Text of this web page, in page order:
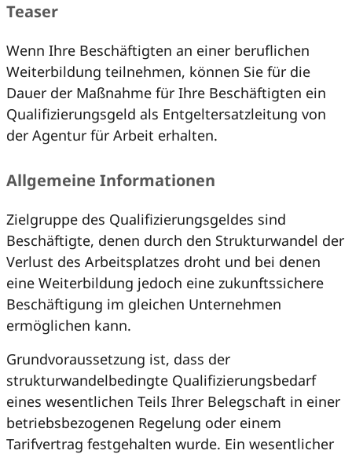
Teaser
Wenn Ihre Beschäftigten an einer beruflichen
Weiterbildung teilnehmen, können Sie für die
Dauer der Maßnahme für Ihre Beschäftigten ein
Qualifizierungsgeld als Entgeltersatzleitung von
der Agentur für Arbeit erhalten.
Allgemeine Informationen
Zielgruppe des Qualifizierungsgeldes sind
Beschäftigte, denen durch den Strukturwandel der
Verlust des Arbeitsplatzes droht und bei denen
eine Weiterbildung jedoch eine zukunftssichere
Beschäftigung im gleichen Unternehmen
ermöglichen kann.
Grundvoraussetzung ist, dass der
strukturwandelbedingte Qualifizierungsbedarf
eines wesentlichen Teils Ihrer Belegschaft in einer
betriebsbezogenen Regelung oder einem
Tarifvertrag festgehalten wurde. Ein wesentlicher